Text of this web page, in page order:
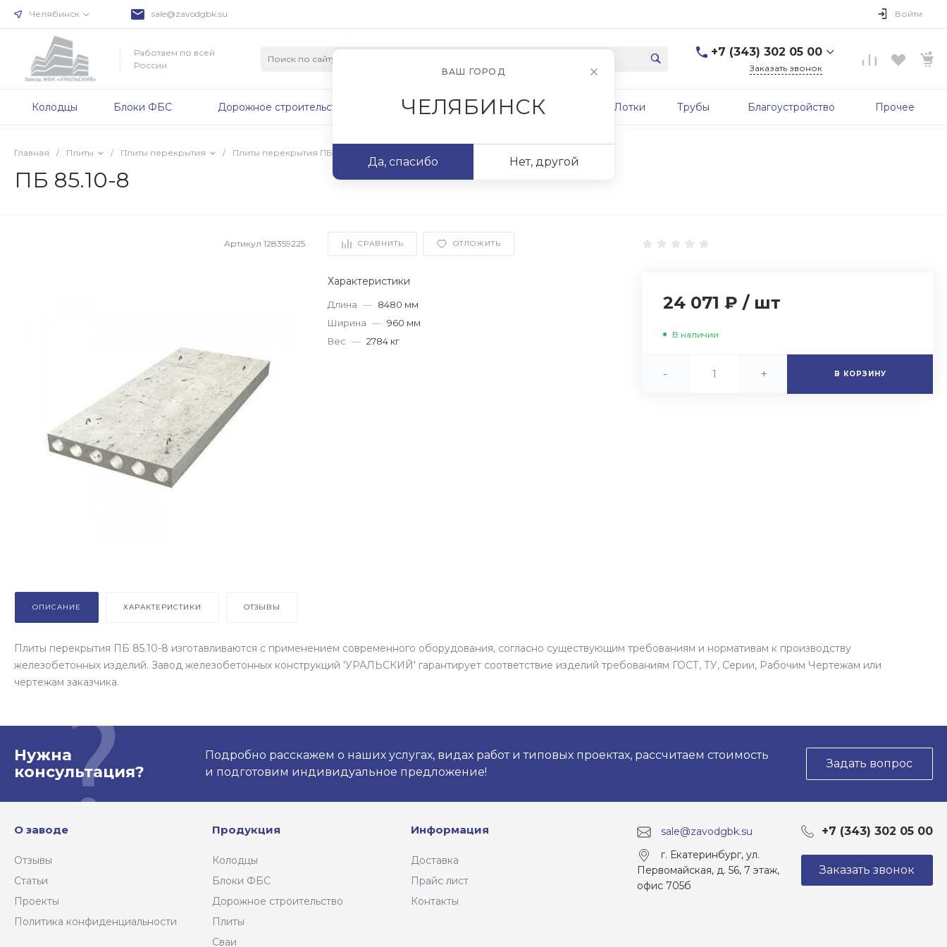
Челябинск sale@zavodgbk.su Войти
Работаем по всей
России
+7 (343) 302 05 00
г. Екатеринбург, ул.
Заказать звонок
Колодцы Блоки ФБС Дорожное строительство Плиты Сваи Фундаменты Лотки Трубы Благоустройство Прочее
Главная / Плиты / Плиты перекрытия / Плиты перекрытия ПБ
ПБ 85.10-8
Артикул128359225 СРАВНИТЬ ОТЛОЖИТЬ
Характеристики
Длина — 8480 мм
Ширина — 960 мм
Вес — 2784 кг
24 071 ₽ / шт
В наличии
- + В КОРЗИНУ
ОПИСАНИЕ ХАРАКТЕРИСТИКИ ОТЗЫВЫ
Плиты перекрытия ПБ 85.10-8 изготавливаются с применением современного оборудования, согласно существующим требованиям и нормативам к производству
железобетонных изделий. Завод железобетонных конструкций 'УРАЛЬСКИЙ' гарантирует соответствие изделий требованиям ГОСТ, ТУ, Серии, Рабочим Чертежам или
чертежам заказчика.
Нужна
консультация?
Подробно расскажем о наших услугах, видах работ и типовых проектах, рассчитаем стоимость
и подготовим индивидуальное предложение!
Задать вопрос
О заводе
Отзывы
Статьи
Проекты
Политика конфиденциальности
Продукция
Колодцы
Блоки ФБС
Дорожное строительство
Плиты
Сваи
Информация
Доставка
Прайс лист
Контакты
sale@zavodgbk.su +7 (343) 302 05 00
г. Екатеринбург, ул.
Первомайская, д. 56, 7 этаж,
офис 705б
Заказать звонок
ВАШ ГОРОД
ЧЕЛЯБИНСК
Да, спасибо Нет, другой